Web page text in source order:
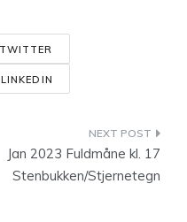
TWITTER
LINKEDIN
Jan 2023 Fuldmåne kl. 17
Stenbukken/Stjernetegn